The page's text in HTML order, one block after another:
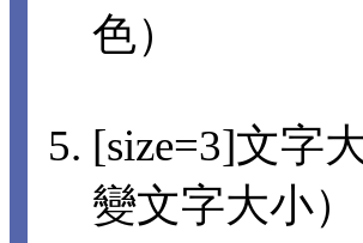
色）
[size=3]文字
變文字大小）